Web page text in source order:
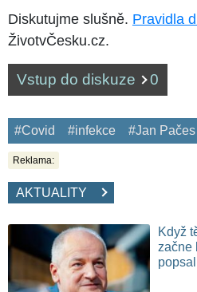
Diskutujme slušně. Pravidla
ŽivotvČesku.cz.
Vstup do diskuze 0
#Covid #infekce #Jan Pačes
Reklama:
AKTUALITY
Když
začne